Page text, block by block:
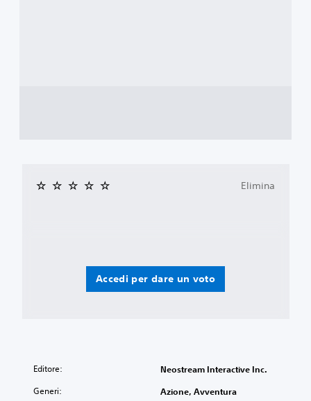
Accedi per dare un voto
Elimina
Editore: Neostream Interactive Inc.
Generi: Azione, Avventura